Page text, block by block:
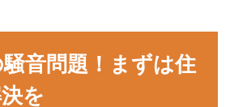
貸アパートに入居するためには、様々な手続
が必要になります。そして、最終的な契約時
は、文...
音問題！まずは住
を